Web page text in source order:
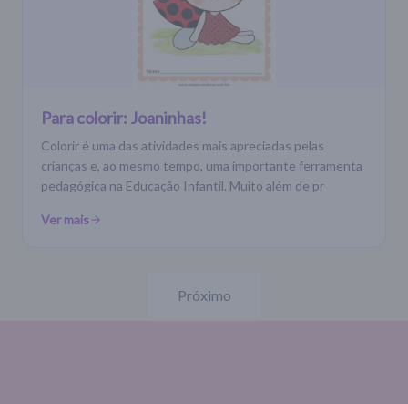
Para colorir: Joaninhas!
Colorir é uma das atividades mais apreciadas pelas
crianças e, ao mesmo tempo, uma importante ferramenta
pedagógica na Educação Infantil. Muito além de pr
Ver mais
Próximo